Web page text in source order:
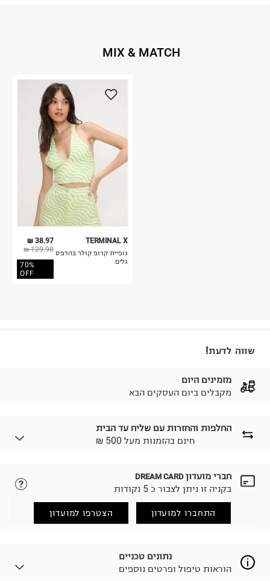
MIX & MATCH
38.97 ₪
129.90 ₪
70%
OFF
TERMINAL X
גופיית קרופ קולר בהדפס
גלים
שווה לדעת!
מזמינים היום
מקבלים ביום העסקים הבא
החלפות והחזרות עם שליח עד הבית
₪ חינם בהזמנות מעל 500
לבחירת בשיטת המשלוח המתאימה לכם,
הזמנתם והתחרטתם?
(במקום ב-19.9 ₪) לזמן מוגבל! חינם בהזמנות מעל 500 ₪.
למידע נא ללחוץ כאן
.
לפני החזרת החבילה, חשוב להדביק את מדבקת הגוביינא על
חברי מועדון DREAM CARD
בקניה זו ניתן לצבור כ 5 נקודות
התחברו למועדון הצטרפו למועדון
נתונים טכניים
הוראות טיפול ופרטים נוספים